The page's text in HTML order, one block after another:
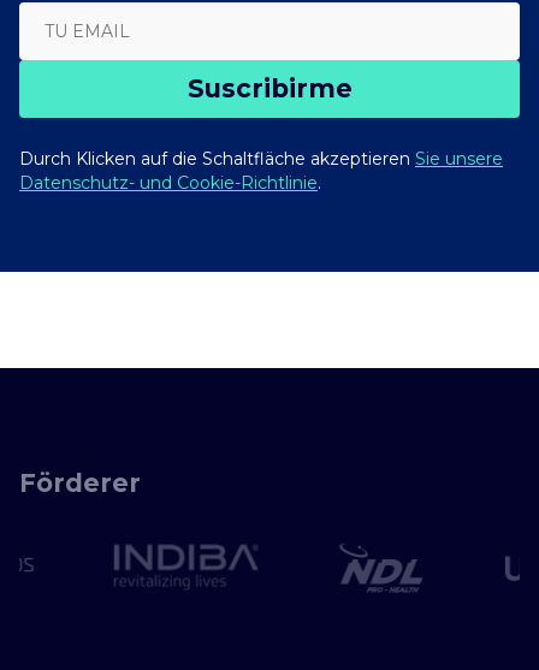
Suscribirme
Durch Klicken auf die Schaltfläche akzeptieren Sie unsere
Datenschutz- und Cookie-Richtlinie.
Förderer